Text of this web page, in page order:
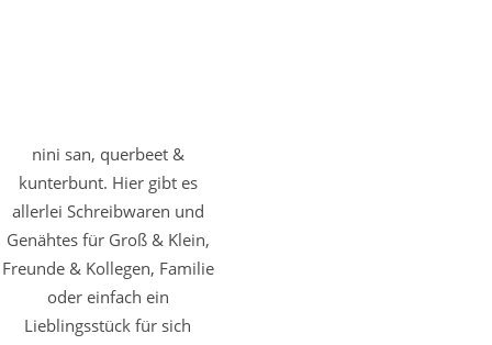
nini san, querbeet &
kunterbunt. Hier gibt es
allerlei Schreibwaren und
Genähtes für Groß & Klein,
Freunde & Kollegen, Familie
oder einfach ein
Lieblingsstück für sich